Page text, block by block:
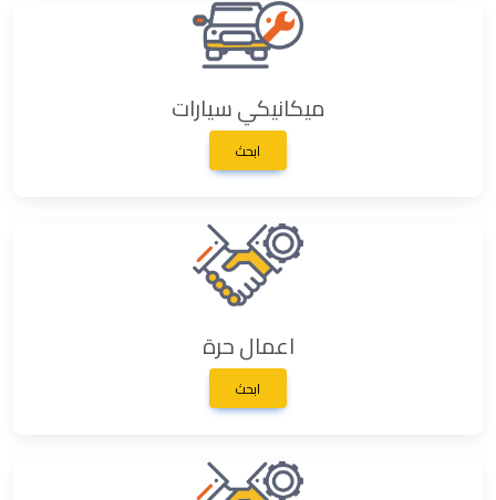
ميكانيكي سيارات
ابحث
اعمال حرة
ابحث